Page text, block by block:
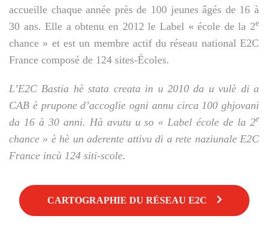
accueille chaque année près de 100 jeunes âgés de 16 à
30 ans. Elle a obtenu en 2012 le Label « école de la 2e
chance » et est un membre actif du réseau national E2C
France composé de 124 sites-Écoles.
L’E2C Bastia hè stata creata in u 2010 da u vulè di a
CAB è prupone d’accoglie ogni annu circa 100 ghjovani
da 16 à 30 anni. Hà avutu u so « Label école de la 2e
chance » è hè un aderente attivu di a rete naziunale E2C
France incù 124 siti-scole.
CARTOGRAPHIE DU RÉSEAU E2C